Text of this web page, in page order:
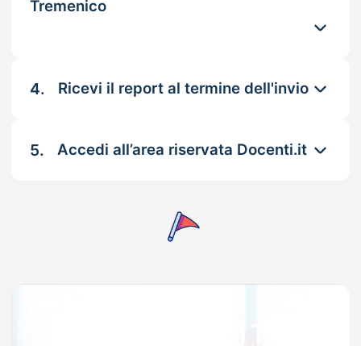
Tremenico
4. Ricevi il report al termine dell'invio
5. Accedi all’area riservata Docenti.it